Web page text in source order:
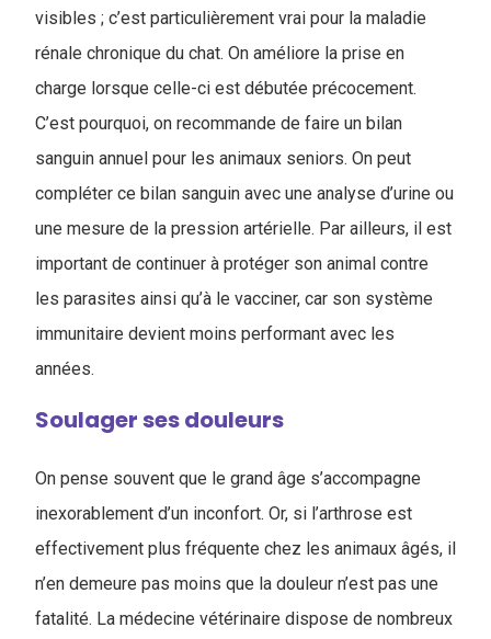
visibles ; c’est particulièrement vrai pour la maladie
rénale chronique du chat. On améliore la prise en
charge lorsque celle-ci est débutée précocement.
C’est pourquoi, on recommande de faire un bilan
sanguin annuel pour les animaux seniors. On peut
compléter ce bilan sanguin avec une analyse d’urine ou
une mesure de la pression artérielle. Par ailleurs, il est
important de continuer à protéger son animal contre
les parasites ainsi qu’à le vacciner, car son système
immunitaire devient moins performant avec les
années.
Soulager ses douleurs
On pense souvent que le grand âge s’accompagne
inexorablement d’un inconfort. Or, si l’arthrose est
effectivement plus fréquente chez les animaux âgés, il
n’en demeure pas moins que la douleur n’est pas une
fatalité. La médecine vétérinaire dispose de nombreux